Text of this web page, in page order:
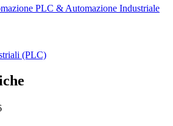
PLC & Automazione Industriale
(PLC)